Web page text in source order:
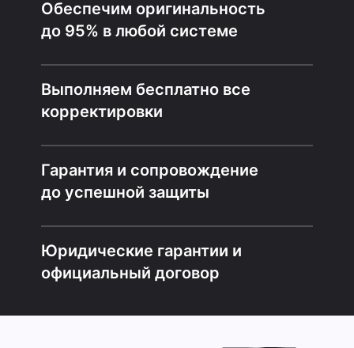
Обеспечим оригинальность
до 95% в любой системе
Выполняем бесплатно все
корректировки
Гарантия и сопровождение
до успешной защиты
Юридические гарантии и
официальный договор